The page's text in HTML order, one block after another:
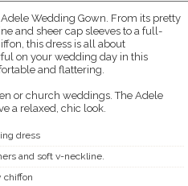
Wedding Gown. From its pretty
and sheer cap sleeves to a full-
this dress is all about
on your wedding day in this
and flattering.
or church weddings. The Adele
a relaxed, chic look.
dress
and soft v-neckline.
chiffon